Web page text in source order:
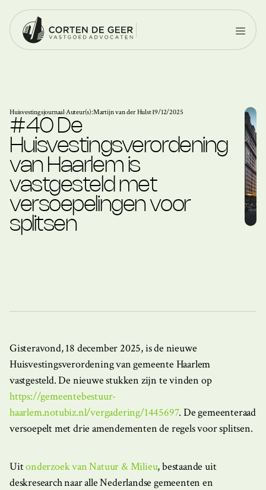
Huisvestingsjournaal·Auteur(s):Martijn van der Hulst·19/12/2025
#40 De
Huisvestingsverordening
van Haarlem is
vastgesteld met
versoepelingen voor
splitsen
Gisteravond, 18 december 2025, is de nieuwe
Huisvestingsverordening van gemeente Haarlem
vastgesteld. De nieuwe stukken zijn te vinden op
https://gemeentebestuur-
haarlem.notubiz.nl/vergadering/1445697. De gemeenteraad
versoepelt met drie amendementen de regels voor splitsen.
Uitonderzoek van Natuur & Milieu, bestaande uit
deskresearch naar alle Nederlandse gemeenten en